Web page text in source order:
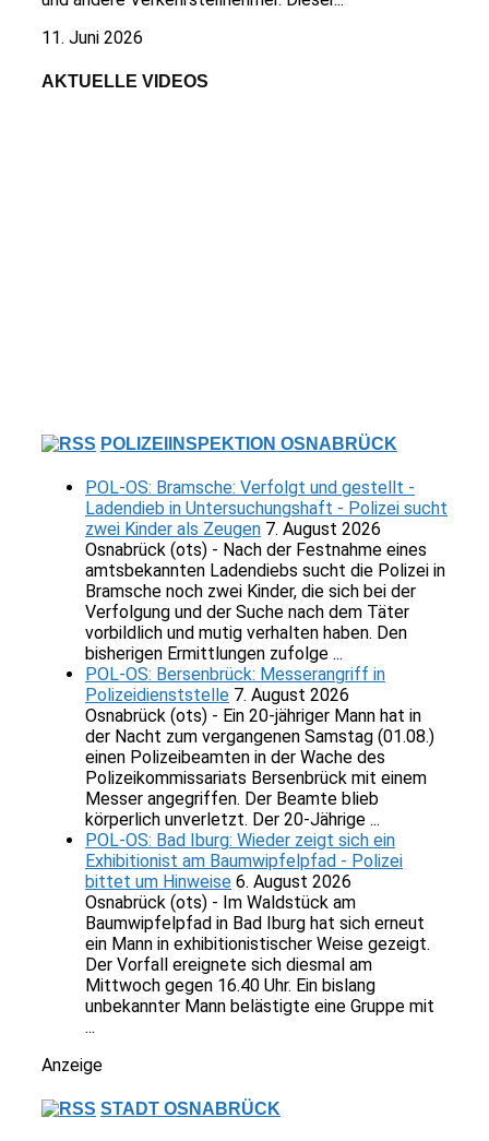
11. Juni 2026
AKTUELLE VIDEOS
POLIZEIINSPEKTION OSNABRÜCK
POL-OS: Bramsche: Verfolgt und gestellt -
Ladendieb in Untersuchungshaft - Polizei sucht
zwei Kinder als Zeugen 7. August 2026
Osnabrück (ots) - Nach der Festnahme eines
amtsbekannten Ladendiebs sucht die Polizei in
Bramsche noch zwei Kinder, die sich bei der
Verfolgung und der Suche nach dem Täter
vorbildlich und mutig verhalten haben. Den
bisherigen Ermittlungen zufolge ...
POL-OS: Bersenbrück: Messerangriff in
Polizeidienststelle 7. August 2026
Osnabrück (ots) - Ein 20-jähriger Mann hat in
der Nacht zum vergangenen Samstag (01.08.)
einen Polizeibeamten in der Wache des
Polizeikommissariats Bersenbrück mit einem
Messer angegriffen. Der Beamte blieb
körperlich unverletzt. Der 20-Jährige ...
POL-OS: Bad Iburg: Wieder zeigt sich ein
Exhibitionist am Baumwipfelpfad - Polizei
bittet um Hinweise 6. August 2026
Osnabrück (ots) - Im Waldstück am
Baumwipfelpfad in Bad Iburg hat sich erneut
ein Mann in exhibitionistischer Weise gezeigt.
Der Vorfall ereignete sich diesmal am
Mittwoch gegen 16.40 Uhr. Ein bislang
unbekannter Mann belästigte eine Gruppe mit
...
Anzeige
STADT OSNABRÜCK